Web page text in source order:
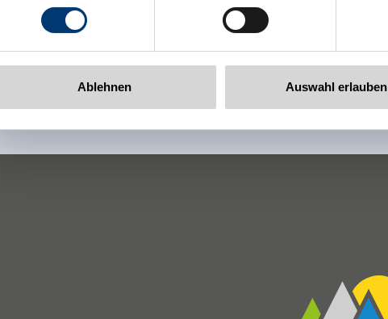
Ablehnen Auswahl erlauben
Jetzt für den newsletter anmelden!